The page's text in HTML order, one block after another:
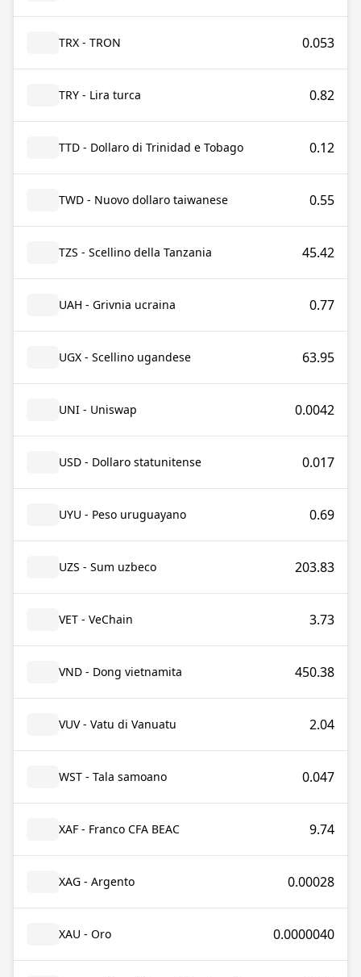
TRX - TRON 0.053
TRY - Lira turca 0.82
TTD - Dollaro di Trinidad e Tobago 0.12
TWD - Nuovo dollaro taiwanese 0.55
TZS - Scellino della Tanzania 45.42
UAH - Grivnia ucraina 0.77
UGX - Scellino ugandese 63.95
UNI - Uniswap 0.0042
USD - Dollaro statunitense 0.017
UYU - Peso uruguayano 0.69
UZS - Sum uzbeco 203.83
VET - VeChain 3.73
VND - Dong vietnamita 450.38
VUV - Vatu di Vanuatu 2.04
WST - Tala samoano 0.047
XAF - Franco CFA BEAC 9.74
XAG - Argento 0.00028
XAU - Oro 0.0000040